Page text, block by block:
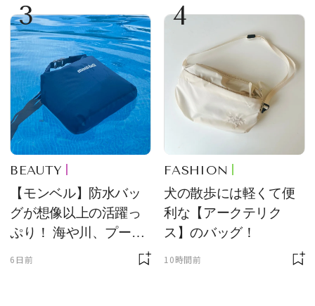
3
BEAUTY
【モンベル】防水バッ
グが想像以上の活躍っ
ぷり！ 海や川、プール
6日前
4
FASHION
犬の散歩には軽くて便
利な【アークテリク
ス】のバッグ！
10時間前